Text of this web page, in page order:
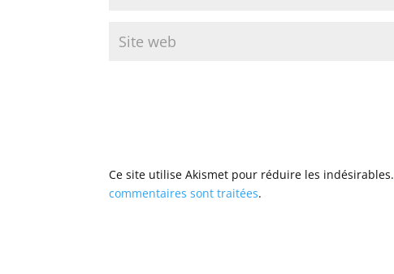
Ce site utilise Akismet pour réduire les indésirables.
commentaires sont traitées.